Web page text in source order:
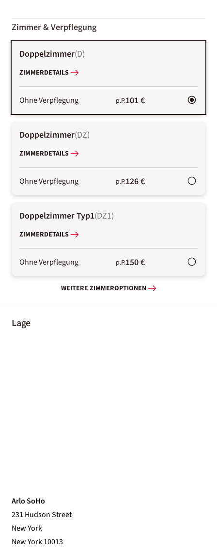
01-02
Zimmer & Verpflegung
Doppelzimmer(D)
ZIMMERDETAILS
Ohne Verpflegung p.P.101 €
Doppelzimmer(DZ)
ZIMMERDETAILS
Ohne Verpflegung p.P.126 €
Doppelzimmer Typ1(DZ1)
ZIMMERDETAILS
Ohne Verpflegung p.P.150 €
WEITERE ZIMMEROPTIONEN
Lage
Arlo SoHo
231 Hudson Street
New York
New York 10013